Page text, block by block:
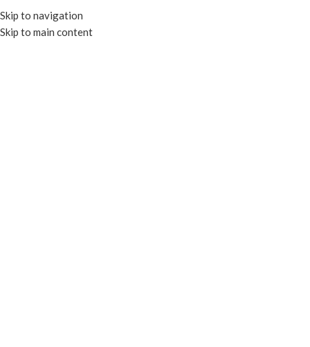
Skip to navigation
Skip to main content